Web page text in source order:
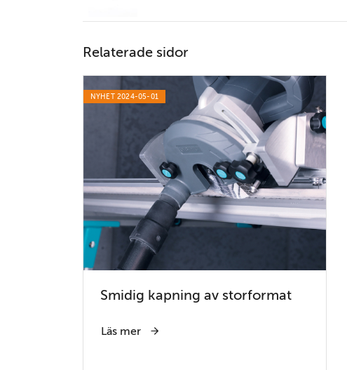
Relaterade sidor
NYHET 2024-05-01
Smidig kapning av storformat
Läs mer